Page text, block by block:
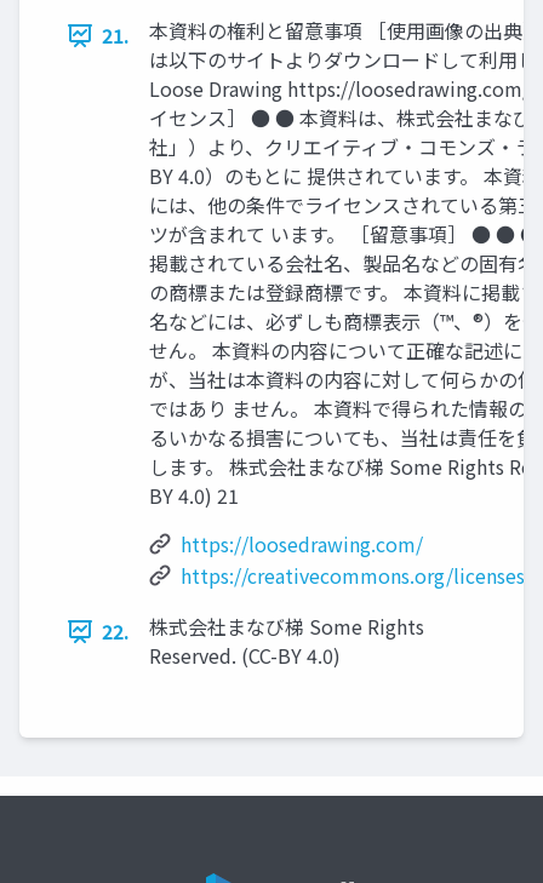
21.
本資料の権利と留意事項 ［使用画像の出典
は以下のサイトよりダウンロードして利用
Loose Drawing https://loosedrawing.com/
イセンス］ ● ● 本資料は、株式会社まなび
社」）より、クリエイティブ・コモンズ・ラ
BY 4.0）のもとに 提供されています。 本資
には、他の条件でライセンスされている第
ツが含まれて います。 ［留意事項］ ● ●
掲載されている会社名、製品名などの固有
の商標または登録商標です。 本資料に掲載
名などには、必ずしも商標表示（™、®）を
せん。 本資料の内容について正確な記述に
が、当社は本資料の内容に対して何らかの
ではあり ません。 本資料で得られた情報の
るいかなる損害についても、当社は責任を
します。 株式会社まなび梯 Some Rights
BY 4.0) 21
https://loosedrawing.com/
https://creativecommons.org/licenses/
22.
株式会社まなび梯 Some Rights
Reserved. (CC-BY 4.0)